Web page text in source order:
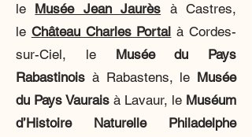
le Musée Jean Jaurès à Castres,
le Château Charles Portal à Cordes-
sur-Ciel, le Musée du Pays
Rabastinois à Rabastens, le Musée
du Pays Vaurais à Lavaur, le Muséum
d’Histoire Naturelle Philadelphe